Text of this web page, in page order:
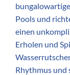
Pools und
einen
Erholen und
Rhythmus und